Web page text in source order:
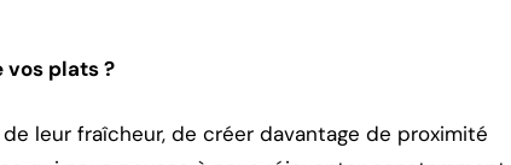
vos plats ?
leur fraîcheur, de créer davantage de proximité